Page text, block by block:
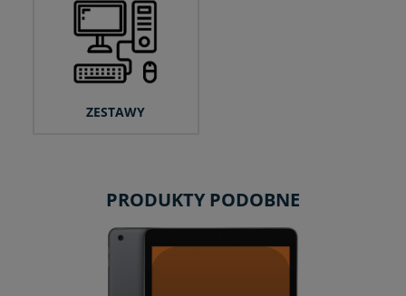
ZESTAWY
PRODUKTY PODOBNE